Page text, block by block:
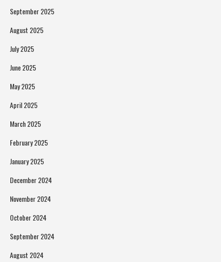
September 2025
August 2025
July 2025
June 2025
May 2025
April 2025
March 2025
February 2025
January 2025
December 2024
November 2024
October 2024
September 2024
August 2024